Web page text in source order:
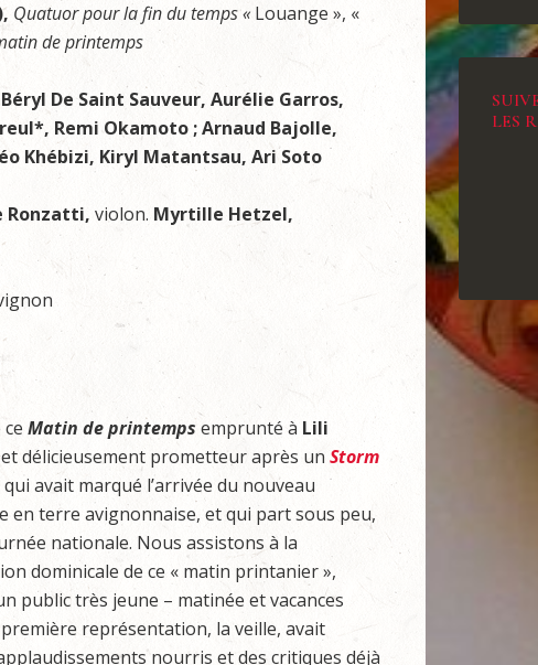
Quatuor pour la fin du temps « Louange », «
de printemps
De Saint Sauveur, Aurélie Garros,
Remi Okamoto ; Arnaud Bajolle,
Khébizi, Kiryl Matantsau, Ari Soto
Ronzatti, violon. Myrtille Hetzel,
Matin de printemps emprunté à Lili
délicieusement prometteur après un Storm
avait marqué l’arrivée du nouveau
en terre avignonnaise, et qui part sous peu,
nationale. Nous assistons à la
dominicale de ce « matin printanier »,
public très jeune – matinée et vacances
représentation, la veille, avait
nourris et des critiques déjà
LES